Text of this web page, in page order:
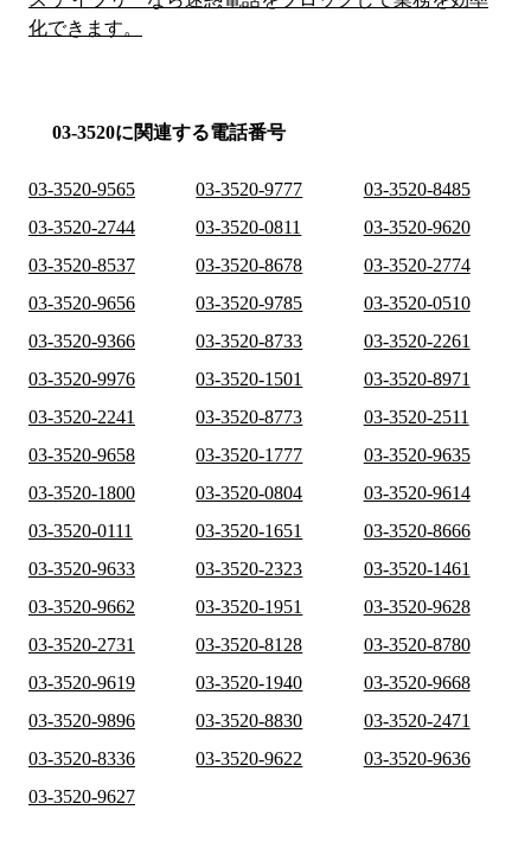
化できます。
03-3520に関連する電話番号
03-3520-9565 03-3520-9777
03-3520-8485
03-3520-2744
03-3520-0811
03-3520-9620
03-3520-8537
03-3520-8678
03-3520-2774
03-3520-9656
03-3520-9785
03-3520-0510
03-3520-9366
03-3520-8733
03-3520-2261
03-3520-9976
03-3520-1501
03-3520-8971
03-3520-2241
03-3520-8773
03-3520-2511
03-3520-9658
03-3520-1777
03-3520-9635
03-3520-1800
03-3520-0804
03-3520-9614
03-3520-0111
03-3520-1651
03-3520-8666
03-3520-9633
03-3520-2323
03-3520-1461
03-3520-9662
03-3520-1951
03-3520-9628
03-3520-2731
03-3520-8128
03-3520-8780
03-3520-9619
03-3520-1940
03-3520-9668
03-3520-9896
03-3520-8830
03-3520-2471
03-3520-8336
03-3520-9622
03-3520-9636
03-3520-9627